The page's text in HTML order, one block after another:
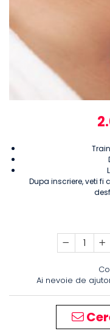
Dupa inscriere, veti
Ai nevoie de